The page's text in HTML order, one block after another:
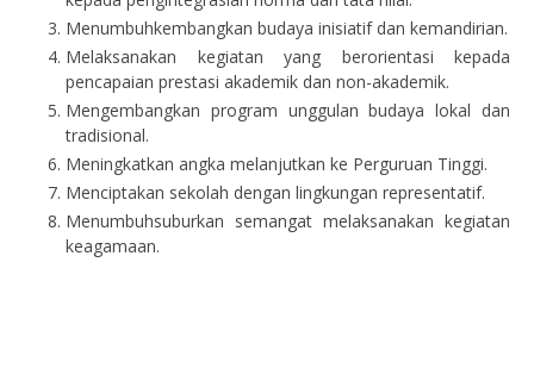
Menumbuhkembangkan budaya inisiatif dan kemandirian.
Melaksanakan kegiatan yang berorientasi kepada
pencapaian prestasi akademik dan non-akademik.
Mengembangkan program unggulan budaya lokal dan
tradisional.
Meningkatkan angka melanjutkan ke Perguruan Tinggi.
Menciptakan sekolah dengan lingkungan representatif.
Menumbuhsuburkan semangat melaksanakan kegiatan
keagamaan.